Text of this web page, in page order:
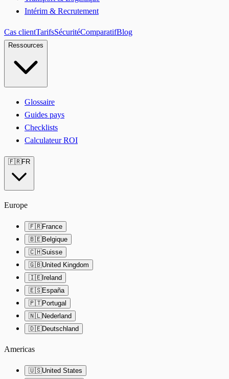
Intérim & Recrutement
Cas clientTarifsSécuritéComparatifBlog
Ressources
Glossaire
Guides pays
Checklists
Calculateur ROI
🇫🇷FR
Europe
🇫🇷France
🇧🇪Belgique
🇨🇭Suisse
🇬🇧United Kingdom
🇮🇪Ireland
🇪🇸España
🇵🇹Portugal
🇳🇱Nederland
🇩🇪Deutschland
Americas
🇺🇸United States